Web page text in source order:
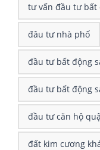
tư vấn đầu tư bất
đâu tư nhà phố
đầu tư bất động
đầu tư bất động
đầu tư căn hộ
đất kim cương